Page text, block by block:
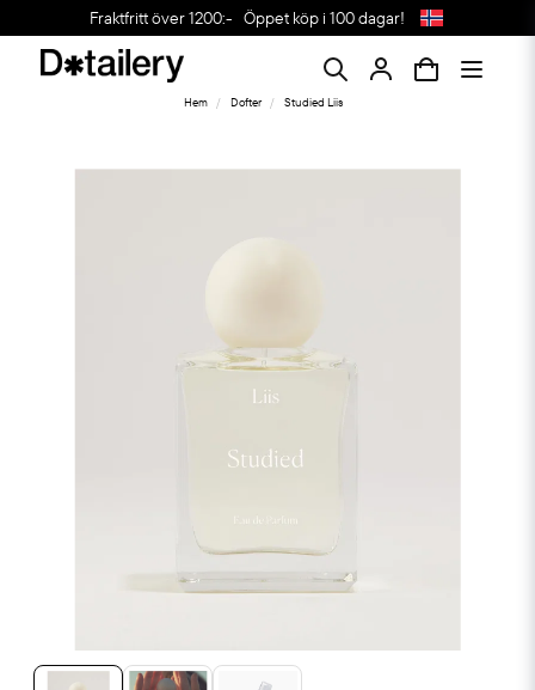
Fraktfritt över 1200:- Öppet köp i 100 dagar!
Hem Dofter Studied Liis